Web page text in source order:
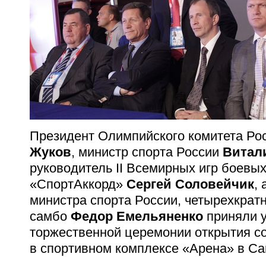
Президент Олимпийского комитета
Жуков, министр спорта России
руководитель II Всемирных игр
«СпортАккорд» Сергей Соловейчик,
министра спорта России,
самбо Федор Емельяненко приняли
торжественной церемонии открытия
в спортивном комплексе «Арена» в